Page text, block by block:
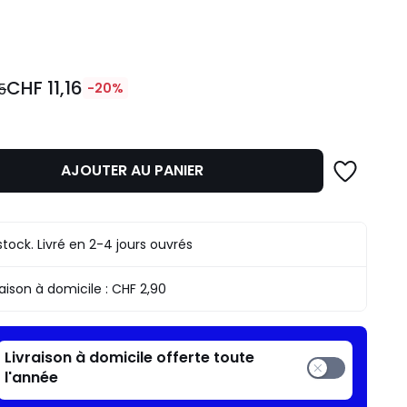
CHF 11,16 -20%
AJOUTER AU PANIER
Livré en 2-4 jours ouvrés
à domicile :CHF 2,90
Livraison à domicile offerte toute
l'année